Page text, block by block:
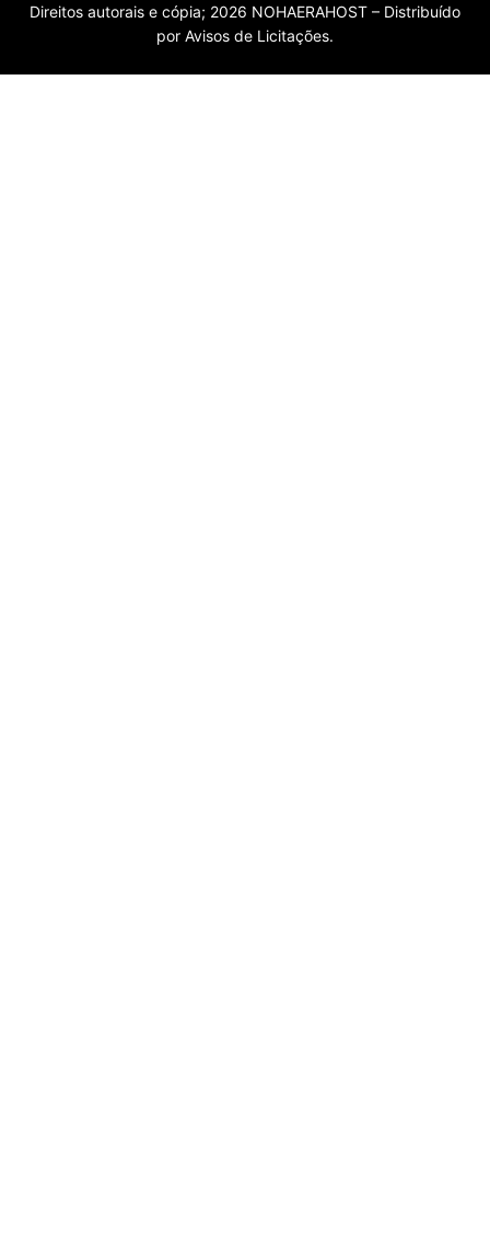
Direitos autorais e cópia; 2026 NOHAERAHOST – Distribuído
por Avisos de Licitações.